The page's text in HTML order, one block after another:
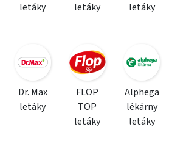
letáky
letáky
letáky
Dr. Max
letáky
FLOP
TOP
letáky
Alphega
lékárny
letáky